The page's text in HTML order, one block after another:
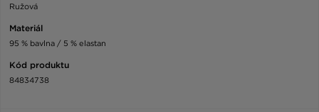
Ružová
Materiál
95 % bavlna / 5 % elastan
Kód produktu
84834738